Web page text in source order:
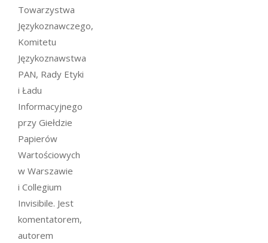
Towarzystwa
Językoznawczego,
Komitetu
Językoznawstwa
PAN, Rady Etyki
i Ładu
Informacyjnego
przy Giełdzie
Papierów
Wartościowych
w Warszawie
i Collegium
Invisibile. Jest
komentatorem,
autorem